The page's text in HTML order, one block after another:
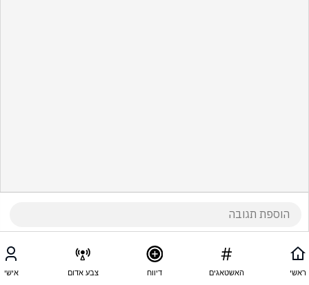
ראשי האשטאגים דיווח צבע אדום אישי